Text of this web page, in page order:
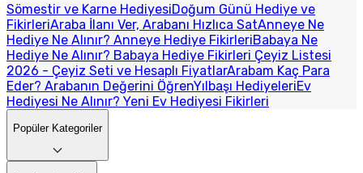
Sömestir ve Karne HediyesiDoğum Günü Hediye ve
FikirleriAraba İlanı Ver, Arabanı Hızlıca SatAnneye Ne
Hediye Ne Alınır? Anneye Hediye FikirleriBabaya Ne
Hediye Ne Alınır? Babaya Hediye Fikirleri Çeyiz Listesi
2026 - Çeyiz Seti ve Hesaplı FiyatlarArabam Kaç Para
Eder? Arabanın Değerini ÖğrenYılbaşı HediyeleriEv
Hediyesi Ne Alınır? Yeni Ev Hediyesi Fikirleri
Popüler Kategoriler